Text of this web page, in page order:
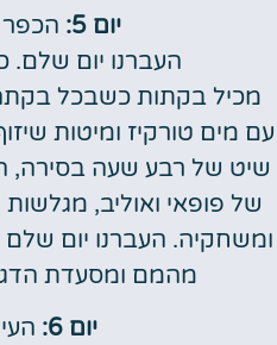
יום 5:
הכפר
העברנו יום שלם.
מכיל בקתות כשבכל
עם מים טורקיז ומיטות
שיט של רבע שעה בסירה,
של פופאי ואוליב, מגלשות
ומשחקיה. העברנו יום
מהמם ומסעדת
יום 6: